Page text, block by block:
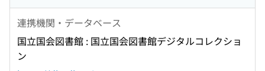
連携機関・データベース
国立国会図書館 : 国立国会図書館デジタルコレクショ
ン